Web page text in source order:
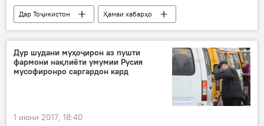
Дар Тоҷикистон
Ҳамаи хабарҳо
кӯдакон
дастархони идона
Дур шудани муҳоҷирон аз пушти
фармони нақлиёти умумии Русия
мусофиронро саргардон кард
1 июни 2017, 18:40